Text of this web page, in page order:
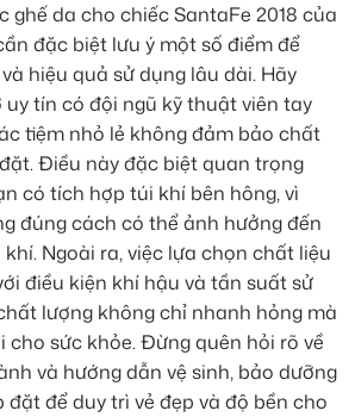
ghế da cho chiếc SantaFe 2018 của
đặc biệt lưu ý một số điểm để
hiệu quả sử dụng lâu dài. Hãy
tín có đội ngũ kỹ thuật viên tay
tiệm nhỏ lẻ không đảm bảo chất
Điều này đặc biệt quan trọng
có tích hợp túi khí bên hông, vì
đúng cách có thể ảnh hưởng đến
Ngoài ra, việc lựa chọn chất liệu
điều kiện khí hậu và tần suất sử
lượng không chỉ nhanh hỏng mà
cho sức khỏe. Đừng quên hỏi rõ về
và hướng dẫn vệ sinh, bảo dưỡng
đặt để duy trì vẻ đẹp và độ bền cho